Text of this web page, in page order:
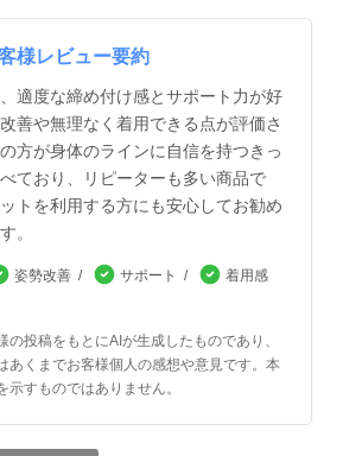
様レビュー要約
適度な締め付け感とサポート力が好
善や無理なく着用できる点が評価さ
方が身体のラインに自信を持つきっ
ており、リピーターも多い商品で
トを利用する方にも安心してお勧め
。
姿勢改善 サポート
着用感
の投稿をもとにAIが生成したものであり、
あくまでお客様個人の感想や意見です。本
示すものではありません。